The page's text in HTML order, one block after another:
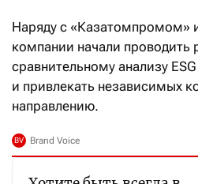
Наряду с «Казатомпромом»
компании начали проводить
сравнительному анализу
и привлекать независимых
направлению.